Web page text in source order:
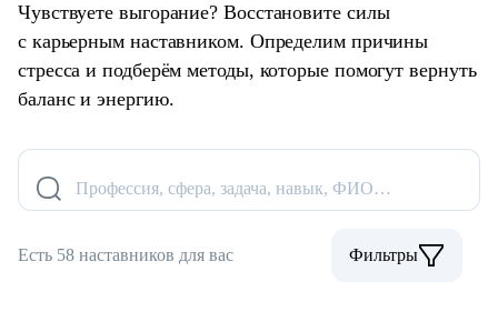
Чувствуете выгорание? Восстановите силы
с карьерным наставником. Определим причины
стресса и подберём методы, которые помогут вернуть
баланс и энергию.
Профессия, сфера, задача, навык, ФИО…
Есть 58 наставников для вас Фильтры